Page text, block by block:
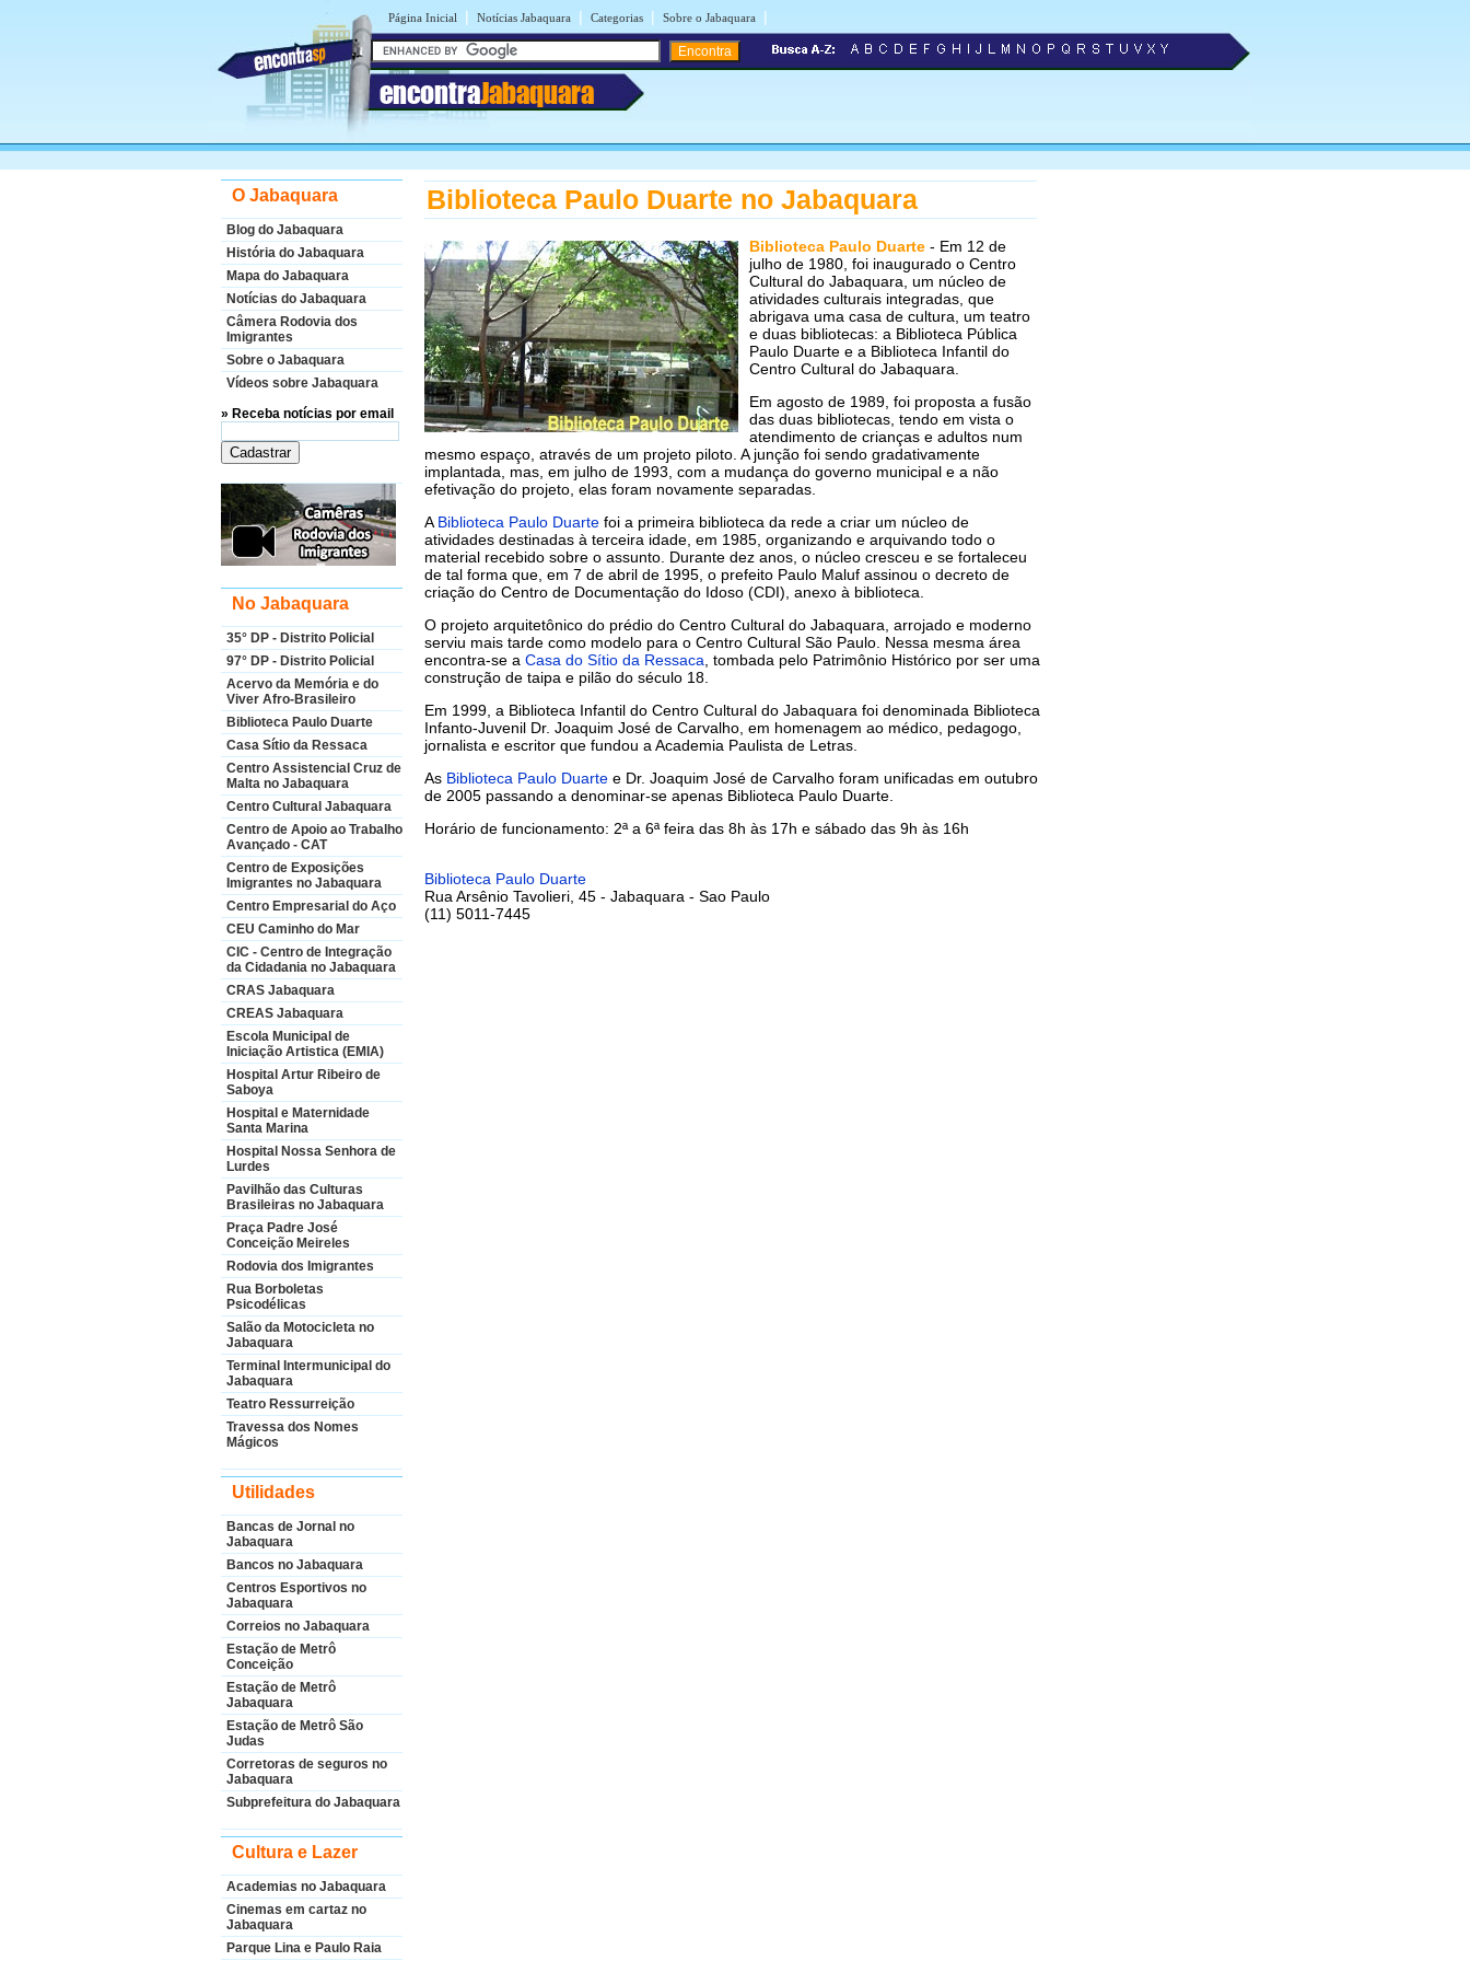
Página Inicial | Notícias Jabaquara | Categorias | Sobre o Jabaquara |
encontraJabaquara
O Jabaquara
Blog do Jabaquara
História do Jabaquara
Mapa do Jabaquara
Notícias do Jabaquara
Câmera Rodovia dos
Imigrantes
Sobre o Jabaquara
Vídeos sobre Jabaquara
» Receba notícias por email
No Jabaquara
35° DP - Distrito Policial
97° DP - Distrito Policial
Acervo da Memória e do
Viver Afro-Brasileiro
Biblioteca Paulo Duarte
Casa Sítio da Ressaca
Centro Assistencial Cruz de
Malta no Jabaquara
Centro Cultural Jabaquara
Centro de Apoio ao Trabalho
Avançado - CAT
Centro de Exposições
Imigrantes no Jabaquara
Centro Empresarial do Aço
CEU Caminho do Mar
CIC - Centro de Integração
da Cidadania no Jabaquara
CRAS Jabaquara
CREAS Jabaquara
Escola Municipal de
Iniciação Artistica (EMIA)
Hospital Artur Ribeiro de
Saboya
Hospital e Maternidade
Santa Marina
Hospital Nossa Senhora de
Lurdes
Pavilhão das Culturas
Brasileiras no Jabaquara
Praça Padre José
Conceição Meireles
Rodovia dos Imigrantes
Rua Borboletas
Psicodélicas
Salão da Motocicleta no
Jabaquara
Terminal Intermunicipal do
Jabaquara
Teatro Ressurreição
Travessa dos Nomes
Mágicos
Utilidades
Bancas de Jornal no
Jabaquara
Bancos no Jabaquara
Centros Esportivos no
Jabaquara
Correios no Jabaquara
Estação de Metrô
Conceição
Estação de Metrô
Jabaquara
Estação de Metrô São
Judas
Corretoras de seguros no
Jabaquara
Subprefeitura do Jabaquara
Cultura e Lazer
Academias no Jabaquara
Cinemas em cartaz no
Jabaquara
Parque Lina e Paulo Raia
Biblioteca Paulo Duarte no Jabaquara
Biblioteca Paulo Duarte - Em 12 de
julho de 1980, foi inaugurado o Centro
Cultural do Jabaquara, um núcleo de
atividades culturais integradas, que
abrigava uma casa de cultura, um teatro
e duas bibliotecas: a Biblioteca Pública
Paulo Duarte e a Biblioteca Infantil do
Centro Cultural do Jabaquara.
Em agosto de 1989, foi proposta a fusão
das duas bibliotecas, tendo em vista o
atendimento de crianças e adultos num
mesmo espaço, através de um projeto piloto. A junção foi sendo gradativamente
implantada, mas, em julho de 1993, com a mudança do governo municipal e a não
efetivação do projeto, elas foram novamente separadas.
A Biblioteca Paulo Duarte foi a primeira biblioteca da rede a criar um núcleo de
atividades destinadas à terceira idade, em 1985, organizando e arquivando todo o
material recebido sobre o assunto. Durante dez anos, o núcleo cresceu e se fortaleceu
de tal forma que, em 7 de abril de 1995, o prefeito Paulo Maluf assinou o decreto de
criação do Centro de Documentação do Idoso (CDI), anexo à biblioteca.
O projeto arquitetônico do prédio do Centro Cultural do Jabaquara, arrojado e moderno
serviu mais tarde como modelo para o Centro Cultural São Paulo. Nessa mesma área
encontra-se a Casa do Sítio da Ressaca , tombada pelo Patrimônio Histórico por ser uma
construção de taipa e pilão do século 18.
Em 1999, a Biblioteca Infantil do Centro Cultural do Jabaquara foi denominada Biblioteca
Infanto-Juvenil Dr. Joaquim José de Carvalho, em homenagem ao médico, pedagogo,
jornalista e escritor que fundou a Academia Paulista de Letras.
As Biblioteca Paulo Duarte e Dr. Joaquim José de Carvalho foram unificadas em outubro
de 2005 passando a denominar-se apenas Biblioteca Paulo Duarte.
Horário de funcionamento: 2ª a 6ª feira das 8h às 17h e sábado das 9h às 16h
Biblioteca Paulo Duarte
Rua Arsênio Tavolieri, 45 - Jabaquara - Sao Paulo
(11) 5011-7445